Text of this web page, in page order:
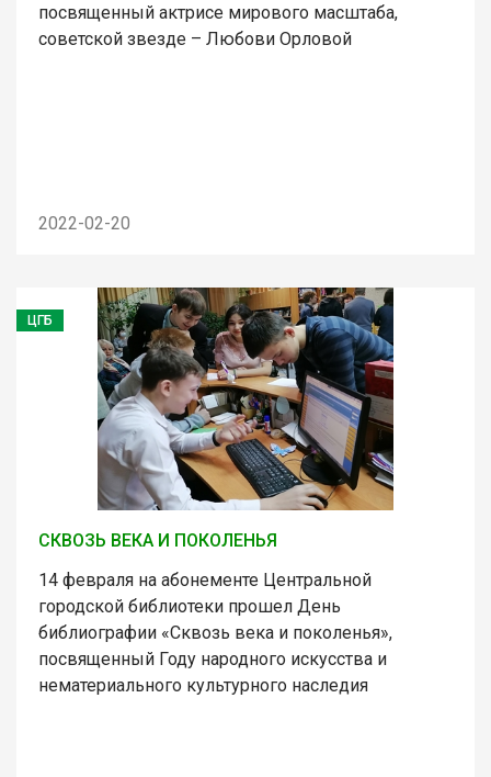
посвященный актрисе мирового масштаба,
советской звезде – Любови Орловой
2022-02-20
ЦГБ
СКВОЗЬ ВЕКА И ПОКОЛЕНЬЯ
14 февраля на абонементе Центральной
городской библиотеки прошел День
библиографии «Сквозь века и поколенья»,
посвященный Году народного искусства и
нематериального культурного наследия